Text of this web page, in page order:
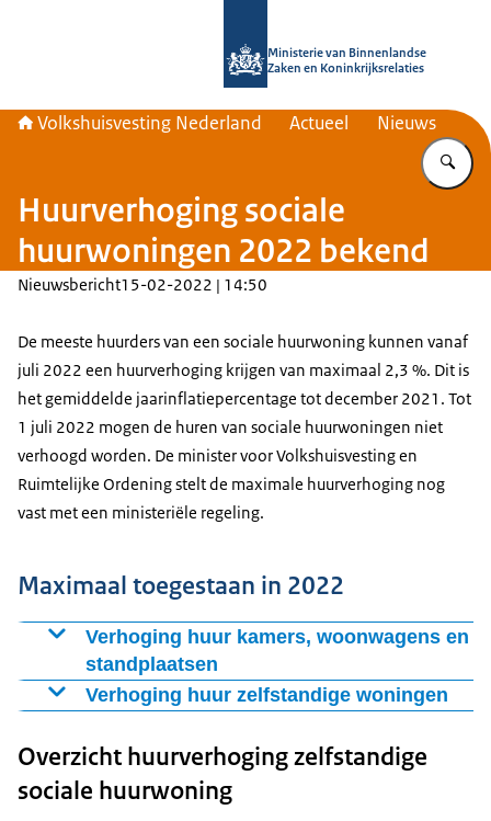
Ministerie van Binnenlandse
Zaken en Koninkrijksrelaties
Volkshuisvesting Nederland Actueel Nieuws
Huurverhoging sociale
huurwoningen 2022 bekend
Nieuwsbericht15-02-2022 | 14:50
De meeste huurders van een sociale huurwoning kunnen vanaf
juli 2022 een huurverhoging krijgen van maximaal 2,3 %. Dit is
het gemiddelde jaarinflatiepercentage tot december 2021. Tot
1 juli 2022 mogen de huren van sociale huurwoningen niet
verhoogd worden. De minister voor Volkshuisvesting en
Ruimtelijke Ordening stelt de maximale huurverhoging nog
vast met een ministeriële regeling.
Maximaal toegestaan in 2022
Verhoging huur kamers, woonwagens en
standplaatsen
Voor onzelfstandige woningen (kamers), woonwagens
1 juli 2022 maximaal 2,3 %.
Verhoging huur zelfstandige woningen
huurverhoging vanaf 1 juli 2022 maximaal 2,3 %. Het
maakt niet uit of de huurder de woning huurt van een
woningcorporatie of particuliere verhuurder.
Overzicht huurverhoging zelfstandige
sociale huurwoning